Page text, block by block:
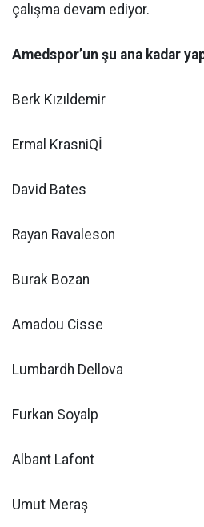
çalışma devam ediyor.
Amedspor’un şu ana kadar
Berk Kızıldemir
Ermal KrasniQİ
David Bates
Rayan Ravaleson
Burak Bozan
Amadou Cisse
Lumbardh Dellova
Furkan Soyalp
Albant Lafont
Umut Meraş